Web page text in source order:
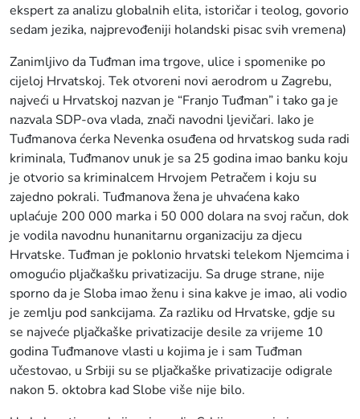
ekspert za analizu globalnih elita, istoričar i teolog, govorio
sedam jezika, najprevođeniji holandski pisac svih vremena)
Zanimljivo da Tuđman ima trgove, ulice i spomenike po
cijeloj Hrvatskoj. Tek otvoreni novi aerodrom u Zagrebu,
najveći u Hrvatskoj nazvan je “Franjo Tuđman” i tako ga je
nazvala SDP-ova vlada, znači navodni ljevičari. Iako je
Tuđmanova ćerka Nevenka osuđena od hrvatskog suda radi
kriminala, Tuđmanov unuk je sa 25 godina imao banku koju
je otvorio sa kriminalcem Hrvojem Petračem i koju su
zajedno pokrali. Tuđmanova žena je uhvaćena kako
uplaćuje 200 000 marka i 50 000 dolara na svoj račun, dok
je vodila navodnu hunanitarnu organizaciju za djecu
Hrvatske. Tuđman je poklonio hrvatski telekom Njemcima i
omogućio pljačkašku privatizaciju. Sa druge strane, nije
sporno da je Sloba imao ženu i sina kakve je imao, ali vodio
je zemlju pod sankcijama. Za razliku od Hrvatske, gdje su
se najveće pljačkaške privatizacije desile za vrijeme 10
godina Tuđmanove vlasti u kojima je i sam Tuđman
učestovao, u Srbiji su se pljačkaške privatizacije odigrale
nakon 5. oktobra kad Slobe više nije bilo.